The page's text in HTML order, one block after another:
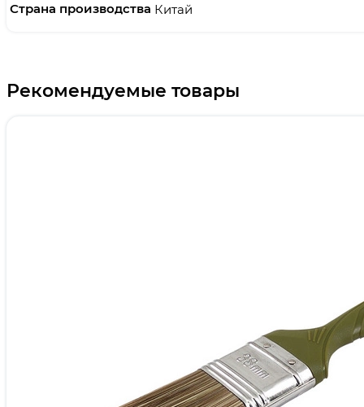
Страна производства Китай
Рекомендуемые товары